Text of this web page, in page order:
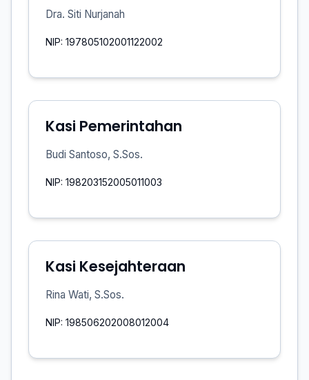
Dra. Siti Nurjanah
NIP: 197805102001122002
Kasi Pemerintahan
Budi Santoso, S.Sos.
NIP: 198203152005011003
Kasi Kesejahteraan
Rina Wati, S.Sos.
NIP: 198506202008012004